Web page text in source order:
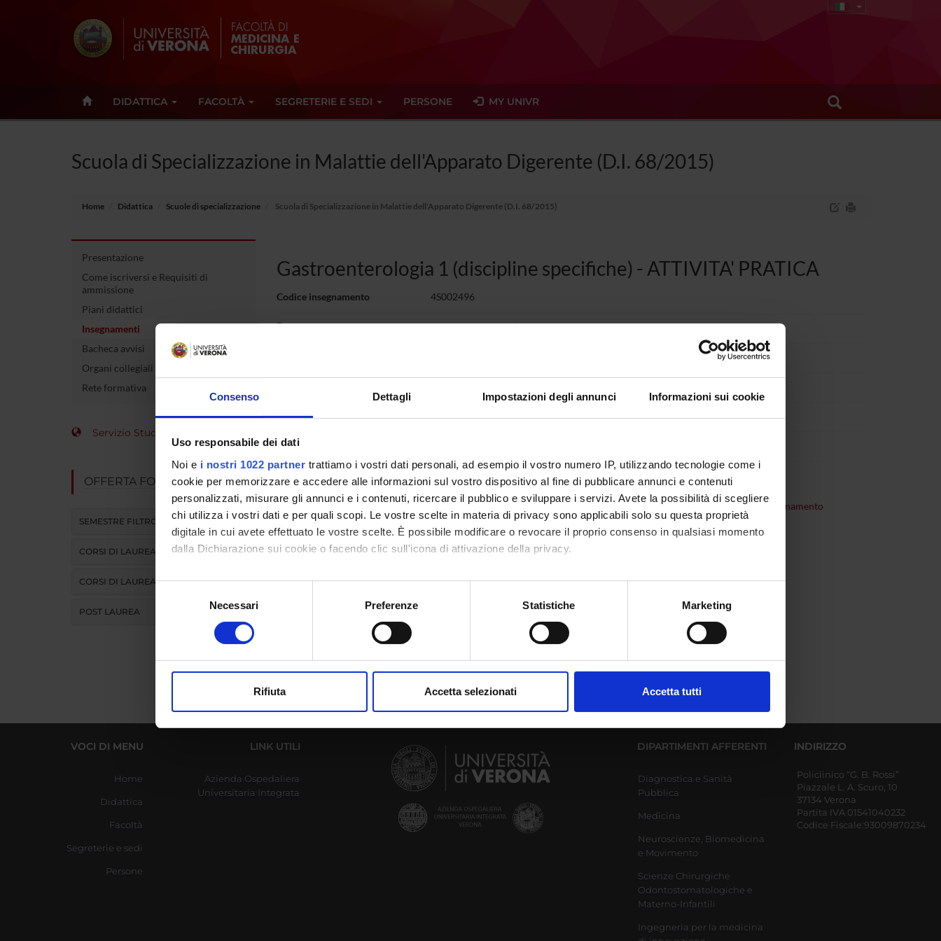
Consenso Dettagli Impostazioni degli annunci Informazioni sui cookie
Uso responsabile dei dati
Noi e i nostri 1022 partner trattiamo i vostri dati personali, ad esempio il vostro numero IP, utilizzando tecnologie come i
cookie per memorizzare e accedere alle informazioni sul vostro dispositivo al fine di pubblicare annunci e contenuti
personalizzati, misurare gli annunci e i contenuti, ricercare il pubblico e sviluppare i servizi. Avete la possibilità di scegliere
chi utilizza i vostri dati e per quali scopi. Le vostre scelte in materia di privacy sono applicabili solo su questa proprietà
digitale in cui avete effettuato le vostre scelte. È possibile modificare o revocare il proprio consenso in qualsiasi momento
dalla Dichiarazione sui cookie o facendo clic sull'icona di attivazione della privacy.
Con il tuo consenso, vorremmo anche:
raccogliere informazioni sulla tua posizione geografica, con un'approssimazione di qualche metro,
digitali).
modificare o ritirare il tuo consenso in qualsiasi momento dalla Dichiarazione sui cookie.
che hanno raccolto dal tuo utilizzo dei loro servizi.
Selezione
Necessari Preferenze Statistiche Marketing
Rifiuta Accetta selezionati Accetta tutti
DIDATTICA FACOLTÀ SEGRETERIE E SEDI PERSONE MY UNIVR
Scuola di Specializzazione in Malattie dell'Apparato Digerente (D.I. 68/2015)
Home Didattica Scuole di specializzazione Scuola di Specializzazione in Malattie dell'Apparato Digerente (D.I. 68/2015)
Presentazione
Come iscriversi e Requisiti di
ammissione
Piani didattici
Insegnamenti
Bacheca avvisi
Organi collegiali e di governo
Rete formativa
Servizio Studenti Internazionali
OFFERTA FORMATIVA
SEMESTRE FILTRO
CORSI DI LAUREA
CORSI DI LAUREA MAGISTRALE
POST LAUREA
Gastroenterologia 1 (discipline specifiche) - ATTIVITA' PRATICA
Codice insegnamento 4S002496
Docente non ancora assegnato
Lingua di erogazione
Sede
non ancora assegnato
Per visualizzare la struttura dell'insegnamento a cui questo modulo appartiene, consultare organizzazione dell'insegnamento
VOCI DI MENU
Home
Didattica
Facoltà
Segreterie e sedi
Persone
LINK UTILI
Azienda Ospedaliera
Universitaria Integrata
DIPARTIMENTI AFFERENTI
Diagnostica e Sanità
Pubblica
Medicina
Neuroscienze, Biomedicina
e Movimento
Scienze Chirurgiche
Odontostomatologiche e
Materno-Infantili
Ingegneria per la medicina
INDIRIZZO
Policlinico “G. B. Rossi”
Piazzale L. A. Scuro, 10
37134 Verona
Partita IVA 01541040232
Codice Fiscale:93009870234